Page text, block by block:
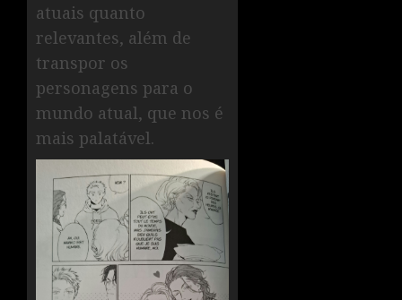
atuais quanto
relevantes, além de
transpor os
personagens para o
mundo atual, que nos é
mais palatável.